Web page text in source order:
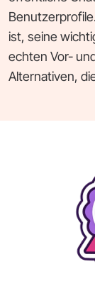
ist, seine
echten Vor-
Alternativen,